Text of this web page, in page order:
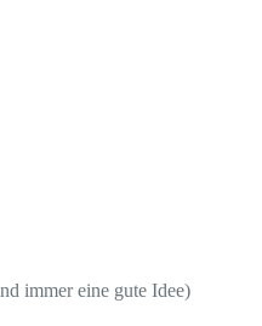
immer eine gute Idee)